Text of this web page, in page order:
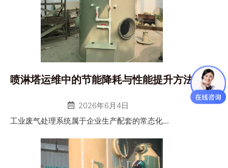
喷淋塔运维中的节能降耗与性能提升方法
2026年6月4日
工业废气处理系统属于企业生产配套的常态化...